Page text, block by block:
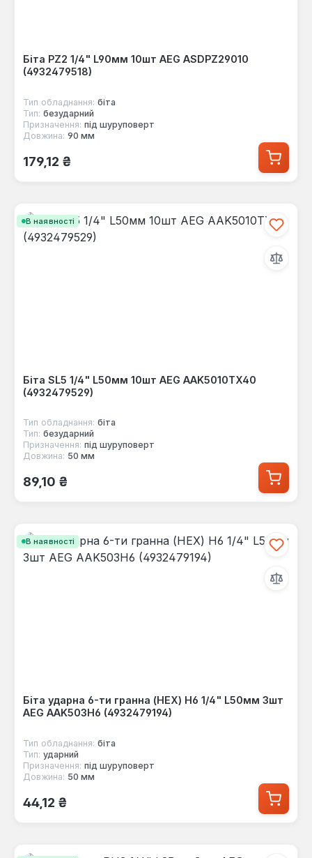
Біта PZ2 1/4" L90мм 10шт AEG ASDPZ29010
(4932479518)
Тип обладнання: біта
Тип: безударний
Призначення: під шуруповерт
Довжина: 90 мм
Звичайна ціна:
179,12 ₴
В наявності
Біта SL5 1/4" L50мм 10шт AEG AAK5010TX40
(4932479529)
Тип обладнання: біта
Тип: безударний
Призначення: під шуруповерт
Довжина: 50 мм
Звичайна ціна:
89,10 ₴
В наявності
Біта ударна 6-ти гранна (HEX) Н6 1/4" L50мм 3шт
AEG AAK503H6 (4932479194)
Тип обладнання: біта
Тип: ударний
Призначення: під шуруповерт
Довжина: 50 мм
Звичайна ціна:
44,12 ₴